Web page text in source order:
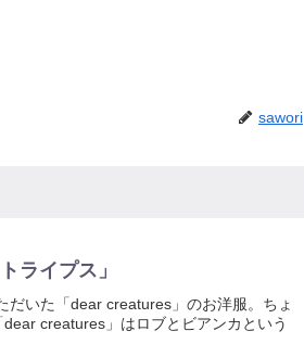
sawori
ライプス」
だいた「dear creatures」のお洋服。ちょ
creatures」はロブとビアンカという